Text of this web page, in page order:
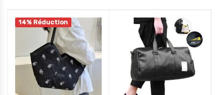
14% Réduction